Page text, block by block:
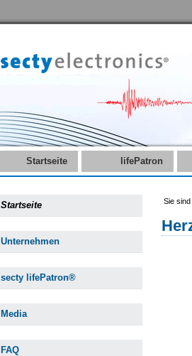
Startseite lifePatron
Startseite
Unternehmen
secty lifePatron®
Media
FAQ
Sie sind